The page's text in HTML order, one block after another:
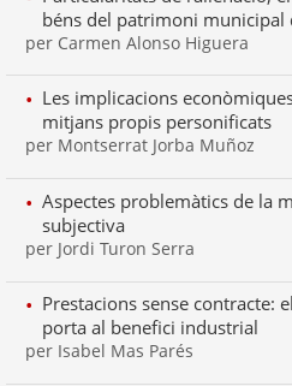
béns del patrimoni municipal
per Carmen Alonso Higuera
Les implicacions
mitjans propis personificats
per Montserrat Jorba Muñoz
Aspectes problemàtics de la
subjectiva
per Jordi Turon Serra
Prestacions sense contracte:
porta al benefici industrial
per Isabel Mas Parés